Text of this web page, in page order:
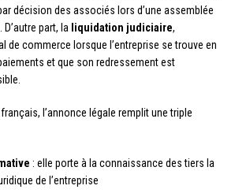
décision des associés lors d’une assemblée
part, la liquidation judiciaire,
de commerce lorsque l’entreprise se trouve en
et que son redressement est
l’annonce légale remplit une triple
: elle porte à la connaissance des tiers la
de l’entreprise